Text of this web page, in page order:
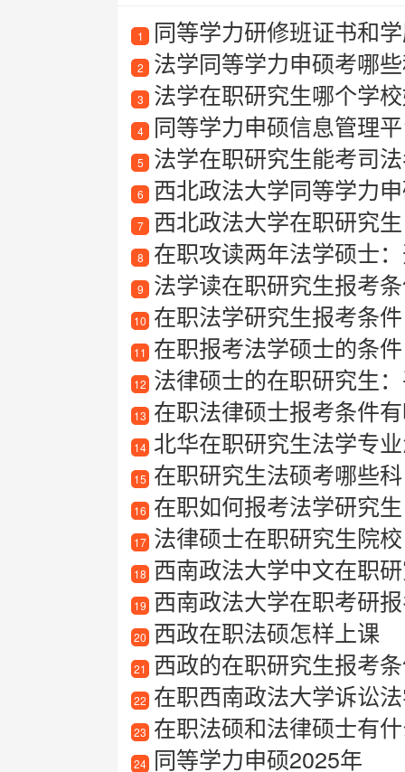
1 同等学力研修班证书和
2 法学同等学力申硕考哪
3 法学在职研究生哪个学
4 同等学力申硕信息管理
5 法学在职研究生能考司
6 西北政法大学同等学力
7 西北政法大学在职研究生
8 在职攻读两年法学硕士
9 法学读在职研究生报考
10 在职法学研究生报考条件
11 在职报考法学硕士的条件
12 法律硕士的在职研究生
13 在职法律硕士报考条件
14 北华在职研究生法学专
15 在职研究生法硕考哪些
16 在职如何报考法学研究生
17 法律硕士在职研究生院校
18 西南政法大学中文在职
19 西南政法大学在职考研
20 西政在职法硕怎样上课
21 西政的在职研究生报考
22 在职西南政法大学诉讼
23 在职法硕和法律硕士有什
24 同等学力申硕2025年